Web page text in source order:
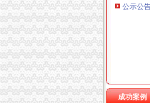
公示公
成功案例